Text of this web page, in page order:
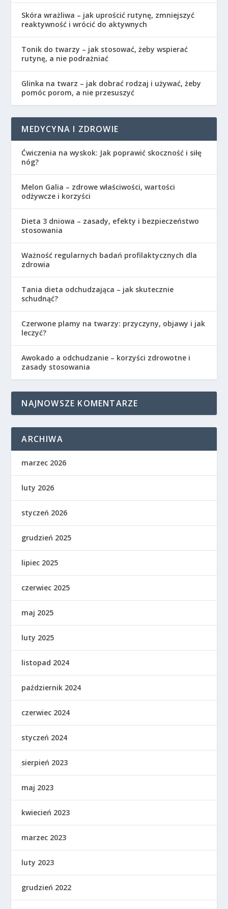
Skóra wrażliwa – jak uprościć rutynę, zmniejszyć
reaktywność i wrócić do aktywnych
Tonik do twarzy – jak stosować, żeby wspierać
rutynę, a nie podrażniać
Glinka na twarz – jak dobrać rodzaj i używać, żeby
pomóc porom, a nie przesuszyć
MEDYCYNA I ZDROWIE
Ćwiczenia na wyskok: Jak poprawić skoczność i siłę
nóg?
Melon Galia – zdrowe właściwości, wartości
odżywcze i korzyści
Dieta 3 dniowa – zasady, efekty i bezpieczeństwo
stosowania
Ważność regularnych badań profilaktycznych dla
zdrowia
Tania dieta odchudzająca – jak skutecznie
schudnąć?
Czerwone plamy na twarzy: przyczyny, objawy i jak
leczyć?
Awokado a odchudzanie – korzyści zdrowotne i
zasady stosowania
NAJNOWSZE KOMENTARZE
ARCHIWA
marzec 2026
luty 2026
styczeń 2026
grudzień 2025
lipiec 2025
czerwiec 2025
maj 2025
luty 2025
listopad 2024
październik 2024
czerwiec 2024
styczeń 2024
sierpień 2023
maj 2023
kwiecień 2023
marzec 2023
luty 2023
grudzień 2022